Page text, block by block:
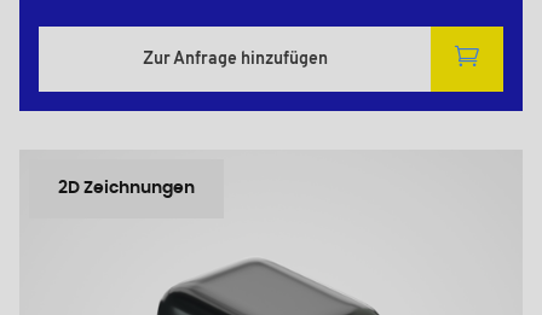
Zur Anfrage hinzufügen
2D Zeichnungen